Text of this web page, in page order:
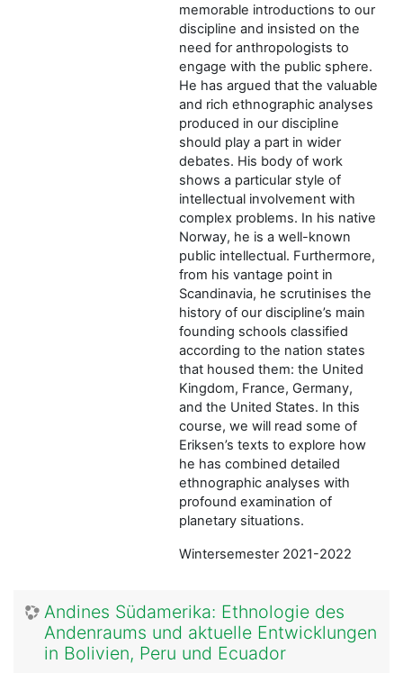
memorable introductions to our
discipline and insisted on the
need for anthropologists to
engage with the public sphere.
He has argued that the valuable
and rich ethnographic analyses
produced in our discipline
should play a part in wider
debates. His body of work
shows a particular style of
intellectual involvement with
complex problems. In his native
Norway, he is a well-known
public intellectual. Furthermore,
from his vantage point in
Scandinavia, he scrutinises the
history of our discipline’s main
founding schools classified
according to the nation states
that housed them: the United
Kingdom, France, Germany,
and the United States. In this
course, we will read some of
Eriksen’s texts to explore how
he has combined detailed
ethnographic analyses with
profound examination of
planetary situations.
Wintersemester 2021-2022
Andines Südamerika: Ethnologie des
Andenraums und aktuelle Entwicklungen
in Bolivien, Peru und Ecuador